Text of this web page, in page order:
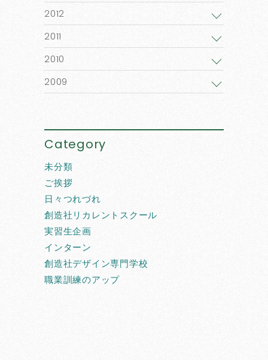
2012
2011
2010
2009
Category
未分類
ご挨拶
日々つれづれ
創造社リカレントスクール
実習生企画
インターン
創造社デザイン専門学校
職業訓練のアップ